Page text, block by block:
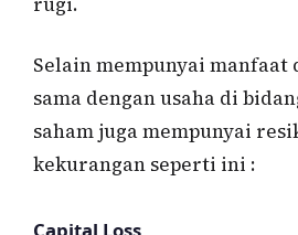
Selain mempunyai manfaat
sama dengan usaha di
saham juga mempunyai
kekurangan seperti ini :
Capital Loss